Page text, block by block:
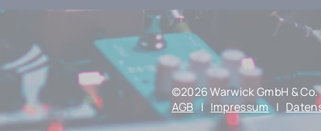
©2026 Warwick GmbH &
AGB | Impressum |